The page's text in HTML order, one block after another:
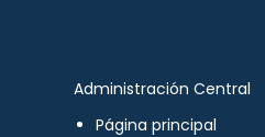
Administración Central
Página principal